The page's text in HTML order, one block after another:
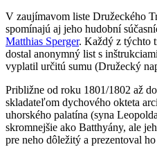
V zaujímavom liste Družeckého
spomínajú aj jeho hudobní
Matthias Sperger. Každý z týchto
dostal anonymný list s
vyplatil určitú sumu (Družecký
Približne od roku 1801/1802 až
skladateľom dychového okteta
uhorského palatína (syna
skromnejšie ako Batthyány, ale
pre neho dôležitý a prezentoval